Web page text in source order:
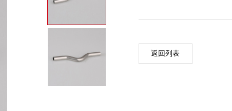
返回列表